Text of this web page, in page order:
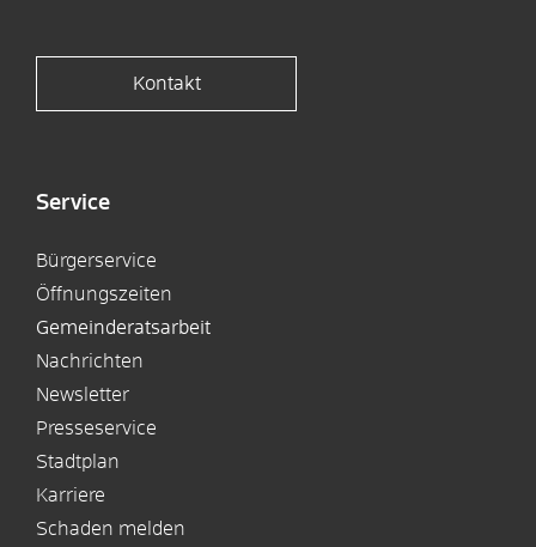
Kontakt
Service
Bürgerservice
Öffnungszeiten
Gemeinderatsarbeit
Nachrichten
Newsletter
Presseservice
Stadtplan
Karriere
Schaden melden